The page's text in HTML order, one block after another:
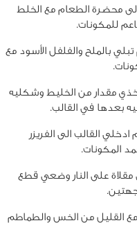
محضرة الطعام مع الخلط
للمكونات.
بالملح والفلفل الأسود مع
مقدار من الخليط وشكليه
بعدها في القالب.
القالب الى الفريزر
على النار وضعي قطع
القليل من الخس والطماطم